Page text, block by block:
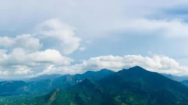
எழில்கொஞ்சும்
மயக்கும்
பார்வை
V Sep 12, 2024